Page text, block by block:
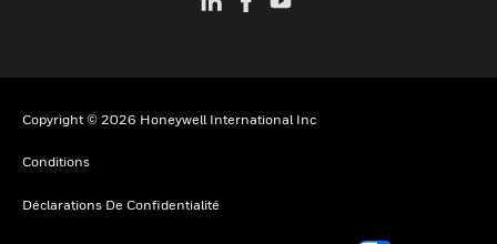
Copyright © 2026 Honeywell International Inc
Conditions
Déclarations De Confidentialité